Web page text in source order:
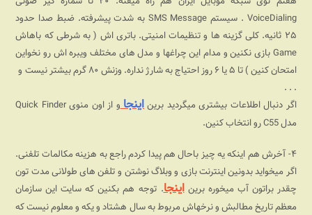
VoiceDialing . سیستم SMS Message به شدت پیشرفته. ضبط صدا حدود
۲۵ ثانیه. کلی گزینه ها و تنظیمات امنیتی. باتری اش ( به شرطی که باهاش
Game بازی نکنین و مدام این چراغها و مدل های مختلف ویبره اش رو نخواین
امتحان کنین ) تا ۵ یا ۶ روز احتیاج به شارژ نداره. وزنش ۸۰ گرم بیشتر نیست و
. . .
اگر دنبال اطلاعات بیشتری میگردید بریناینجا
و از اون منوی Quick Finder
مدل C55 رو انتخاب کنین.
۴- آخرش هم اینکه یه چیز باحال هم پیدا کردم راجع به هزینه مکالمات تلفنی.
اگر میخواید بدونین اینترنت بازی و وبلاگ نوشتن و تلفن های طولانی مدت تون
چقدر براتون آب میخوره بریناینجا. توجه هم بکنین که سایت این سازمان
معظم تاریخ مطالبش و نرخهاش مربوط به سال هشتاد و یکه و معلوم نیست که